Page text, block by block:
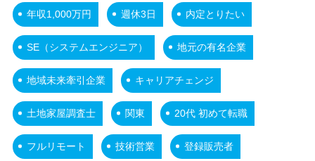
年収1,000万円 週休3日 内定とりたい
SE（システムエンジニア） 地元の有名企業
地域未来牽引企業 キャリアチェンジ
土地家屋調査士 関東 20代 初めて転職
フルリモート 技術営業 登録販売者